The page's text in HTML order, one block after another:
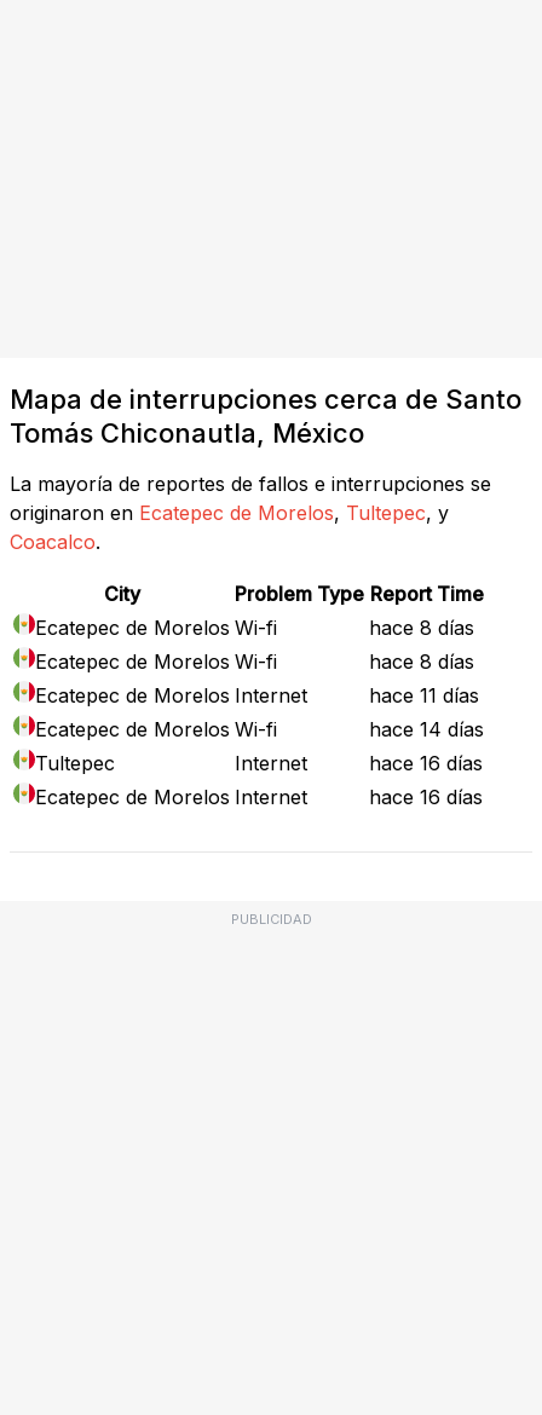
Mapa de interrupciones cerca de Santo
Tomás Chiconautla, México
La mayoría de reportes de fallos e interrupciones se
originaron en Ecatepec de Morelos, Tultepec, y
Coacalco.
City Problem Type Report Time
Ecatepec de Morelos Wi-fi
hace 8 días
Ecatepec de Morelos Wi-fi
hace 8 días
Ecatepec de Morelos Internet
hace 11 días
Ecatepec de Morelos Wi-fi
hace 14 días
Tultepec
Internet
hace 16 días
Ecatepec de Morelos Internet hace 16 días
PUBLICIDAD